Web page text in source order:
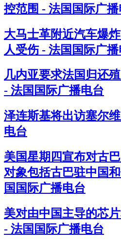
控范围 - 法国国际广播
大马士革附近汽车爆
人受伤 - 法国国际广
几内亚要求法国归还
- 法国国际广播电台
泽连斯基将出访塞尔
电台
美国星期四宣布对古
对象包括古巴驻中国
国国际广播电台
美对由中国主导的芯
- 法国国际广播电台